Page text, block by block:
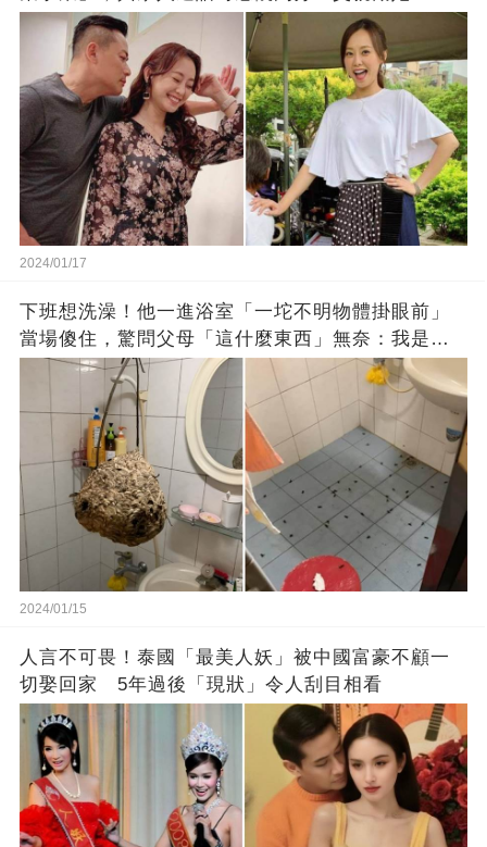
思」：只有過一次眼淚
2024/01/17
下班想洗澡！他一進浴室「一坨不明物體掛眼前」
當場傻住，驚問父母「這什麼東西」無奈：我是親
生的嗎？
2024/01/15
人言不可畏！泰國「最美人妖」被中國富豪不顧一
切娶回家 5年過後「現狀」令人刮目相看